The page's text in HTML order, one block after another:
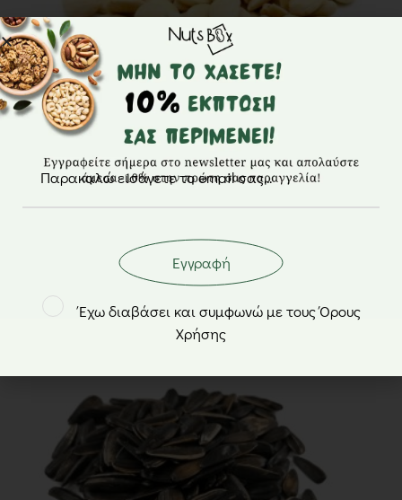
Αμύγδαλα λευκά ψημένα ανάλατα – NutsBox
από2,30 €
Εγγραφή
Έχω διαβάσει και συμφωνώ με τους Όρους
Χρήσης